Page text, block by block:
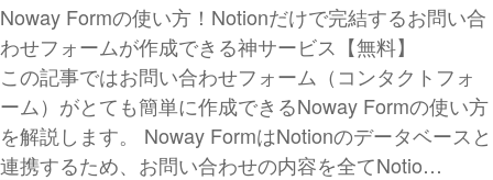
Noway Formの使い方！Notionだけで完結するお問い合
わせフォームが作成できる神サービス【無料】
この記事ではお問い合わせフォーム（コンタクトフォ
ーム）がとても簡単に作成できるNoway Formの使い方
を解説します。 Noway FormはNotionのデータベースと
連携するため、お問い合わせの内容を全てNotio…